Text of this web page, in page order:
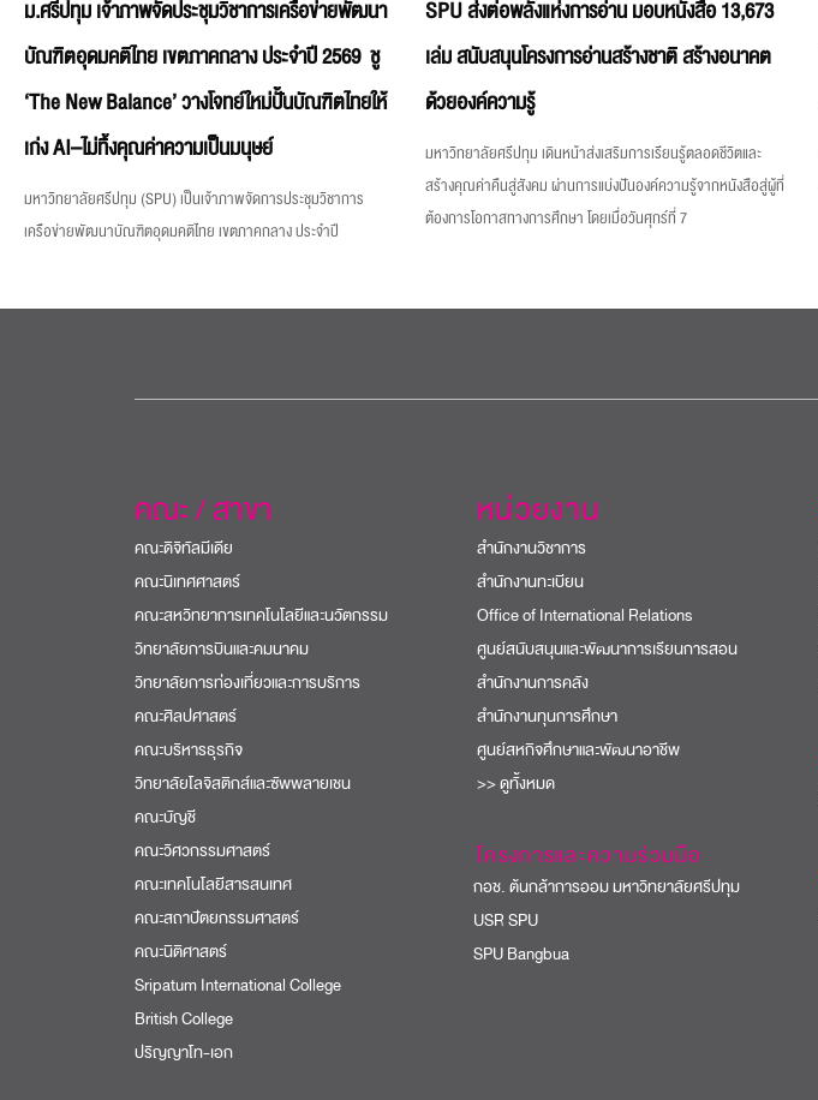
ม.ศรีปทุม เจ้าภาพจัดประชุมวิชาการเครือข่ายพัฒนา
บัณฑิตอุดมคติไทย เขตภาคกลาง ประจำปี 2569 ชู
‘The New Balance’ วางโจทย์ใหม่ปั้นบัณฑิตไทยให้
เก่ง AI–ไม่ทิ้งคุณค่าความเป็นมนุษย์
มหาวิทยาลัยศรีปทุม (SPU) เป็นเจ้าภาพจัดการประชุมวิชาการ
เครือข่ายพัฒนาบัณฑิตอุดมคติไทย เขตภาคกลาง ประจำปี
SPU ส่งต่อพลังแห่งการอ่าน มอบหนังสือ 13,673
เล่ม สนับสนุนโครงการอ่านสร้างชาติ สร้างอนาคต
ด้วยองค์ความรู้
มหาวิทยาลัยศรีปทุม เดินหน้าส่งเสริมการเรียนรู้ตลอดชีวิตและ
สร้างคุณค่าคืนสู่สังคม ผ่านการแบ่งปันองค์ความรู้จากหนังสือสู่ผู้ที่
ต้องการโอกาสทางการศึกษา โดยเมื่อวันศุกร์ที่ 7
คณะ / สาขา
คณะดิจิทัลมีเดีย
คณะนิเทศศาสตร์
คณะสหวิทยาการเทคโนโลยีและนวัตกรรม
วิทยาลัยการบินและคมนาคม
วิทยาลัยการท่องเที่ยวและการบริการ
คณะศิลปศาสตร์
คณะบริหารธุรกิจ
วิทยาลัยโลจิสติกส์และซัพพลายเชน
คณะบัญชี
คณะวิศวกรรมศาสตร์
คณะเทคโนโลยีสารสนเทศ
คณะสถาปัตยกรรมศาสตร์
คณะนิติศาสตร์
Sripatum International College
British College
ปริญญาโท-เอก
หน่วยงาน
สำนักงานวิชาการ
สำนักงานทะเบียน
Office of International Relations
ศูนย์สนับสนุนและพัฒนาการเรียนการสอน
สำนักงานการคลัง
สำนักงานทุนการศึกษา
ศูนย์สหกิจศึกษาและพัฒนาอาชีพ
>> ดูทั้งหมด
โครงการและความร่วมมือ
กอช. ต้นกล้าการออม มหาวิทยาลัยศรีปทุม
USR SPU
SPU Bangbua